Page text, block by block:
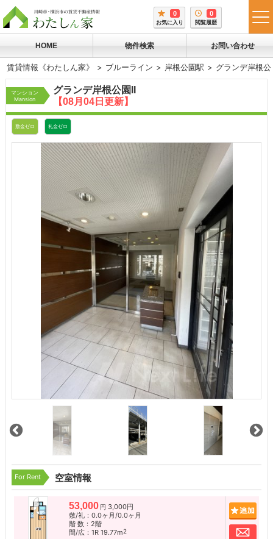
0
お気に入り
0
閲覧履歴
HOME 物件検索 お問い合わせ
賃貸情報《わたしん家》 ブルーライン 岸根公園駅 グランデ岸根公
マンション
Mansion
グランデ岸根公園II
【08月04日更新】
敷金ゼロ 礼金ゼロ
For Rent 空室情報
53,000 円 3,000円
敷/礼：0.0ヶ月/0.0ヶ月
階 数：2階
間/広：1R 19.77m2 お